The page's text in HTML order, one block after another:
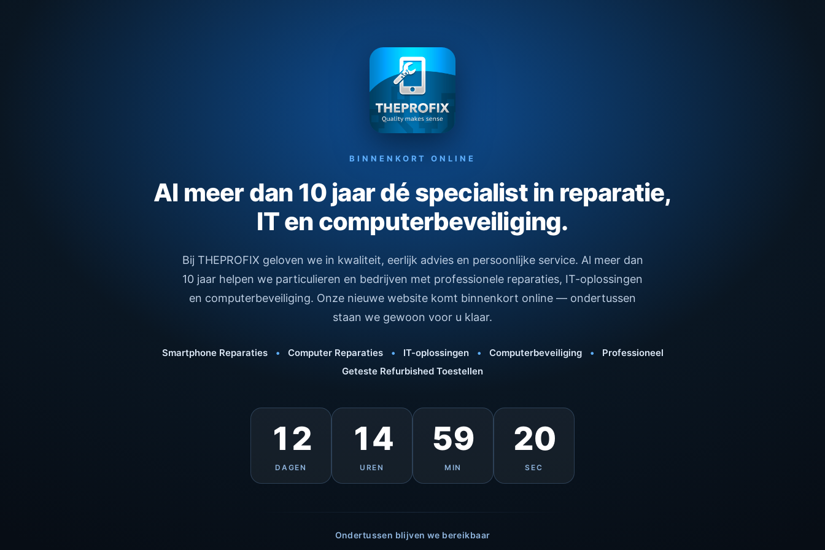
BINNENKORT ONLINE
Al meer dan 10 jaar dé specialist in reparatie,
IT en computerbeveiliging.
Bij THEPROFIX geloven we in kwaliteit, eerlijk advies en persoonlijke service. Al meer dan
10 jaar helpen we particulieren en bedrijven met professionele reparaties, IT-oplossingen
en computerbeveiliging. Onze nieuwe website komt binnenkort online — ondertussen
staan we gewoon voor u klaar.
Smartphone Reparaties • Computer Reparaties • IT-oplossingen • Computerbeveiliging •
Professioneel
Geteste Refurbished Toestellen
12
DAGEN
14
UREN
59
MIN
20
SEC
Ondertussen blijven we bereikbaar